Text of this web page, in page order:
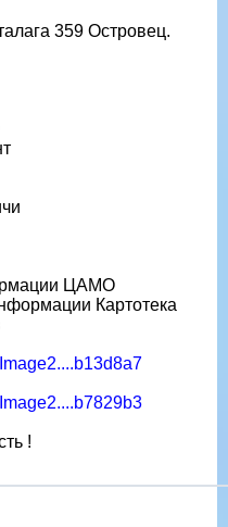
359 Островец.
ЦАМО
Картотека
!